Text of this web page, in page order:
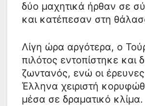
δύο μαχητικά ήρθαν σε
και κατέπεσαν στη
Λίγη ώρα αργότερα, ο
πιλότος εντοπίστηκε και
ζωντανός, ενώ οι έρευνες
Έλληνα χειριστή
μέσα σε δραματικό κλίμα.